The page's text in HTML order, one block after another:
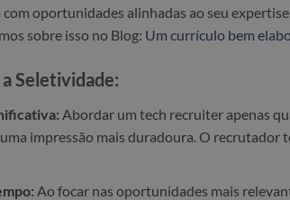
oportunidades alinhadas ao seu
sobre isso no Blog: Um currículo bem
a Seletividade:
Abordar um tech recruiter apenas
impressão mais duradoura. O recrutador
Ao focar nas oportunidades mais